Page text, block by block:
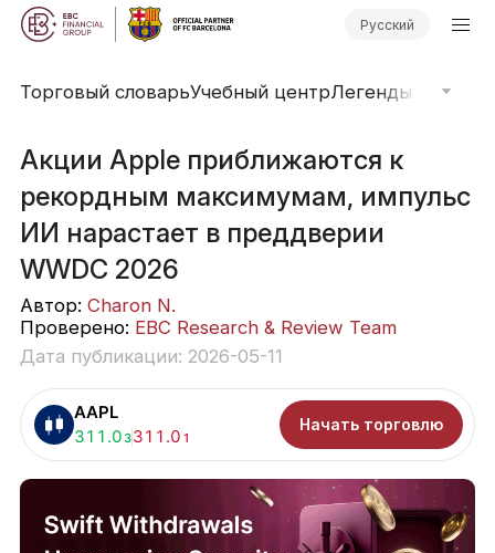
Русский
Торговый словарьУчебный центрЛегенды рынка
Акции Apple приближаются к
рекордным максимумам, импульс
ИИ нарастает в преддверии
WWDC 2026
Автор: Charon N.
Проверено: EBC Research & Review Team
Дата публикации: 2026-05-11
AAPL
Покупка:
311.0 3Продажа:
311.0 1
Начать торговлю